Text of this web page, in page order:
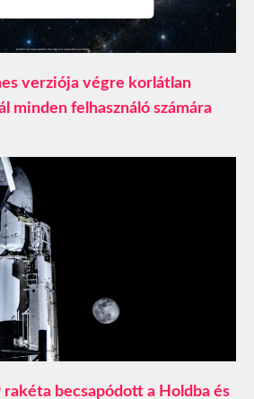
verziója végre korlátlan
minden felhasználó számára
rakéta becsapódott a Holdba és